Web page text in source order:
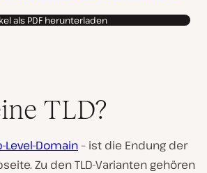
als PDF herunterladen
TLD?
Level-Domain– ist die Endung der
Zu den TLD-Varianten gehören